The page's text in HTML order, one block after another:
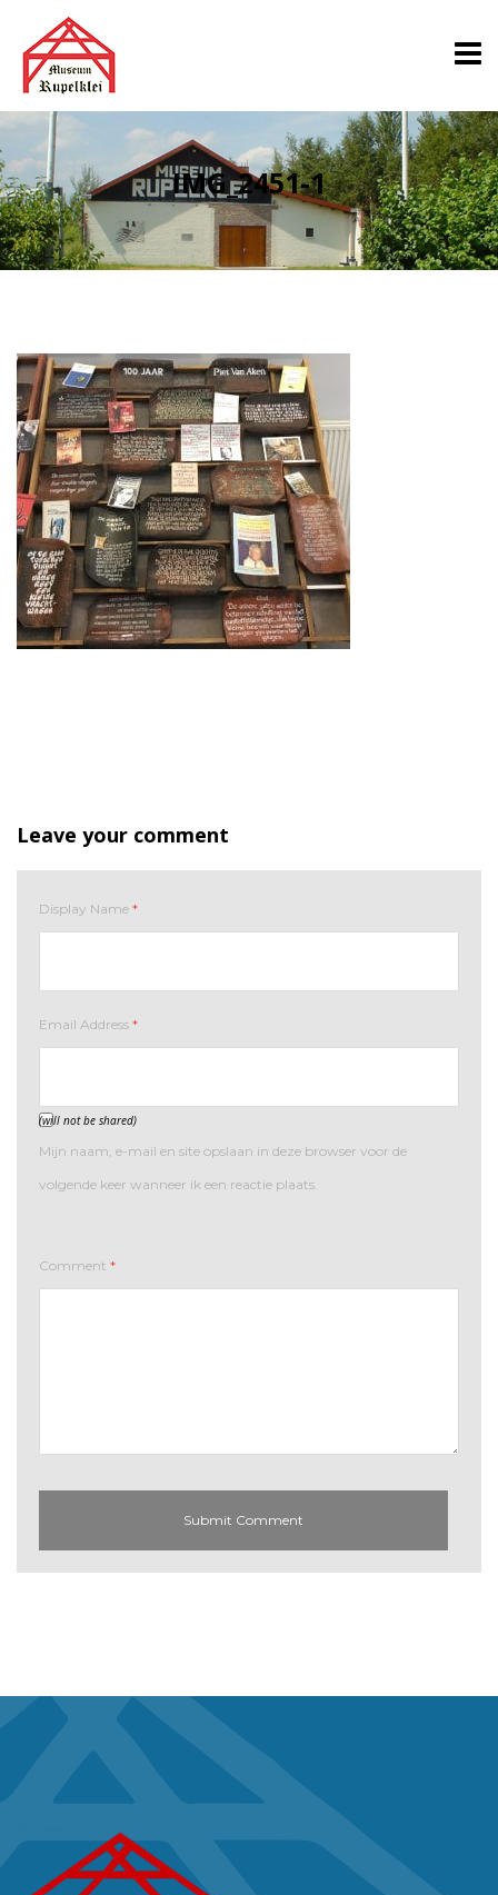
IMG_2451-1
Leave your comment
Display Name *
Email Address *
(will not be shared)
Mijn naam, e-mail en site opslaan in deze browser voor de
volgende keer wanneer ik een reactie plaats.
Comment *